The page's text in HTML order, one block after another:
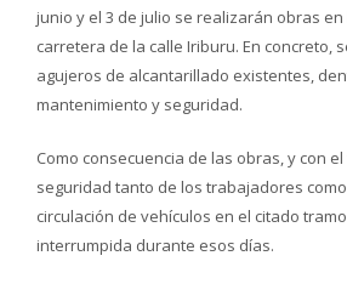
junio y el 3 de julio se realizarán obras
carretera de la calle Iriburu. En concreto,
agujeros de alcantarillado existentes,
mantenimiento y seguridad.
Como consecuencia de las obras, y con
seguridad tanto de los trabajadores
circulación de vehículos en el citado
interrumpida durante esos días.